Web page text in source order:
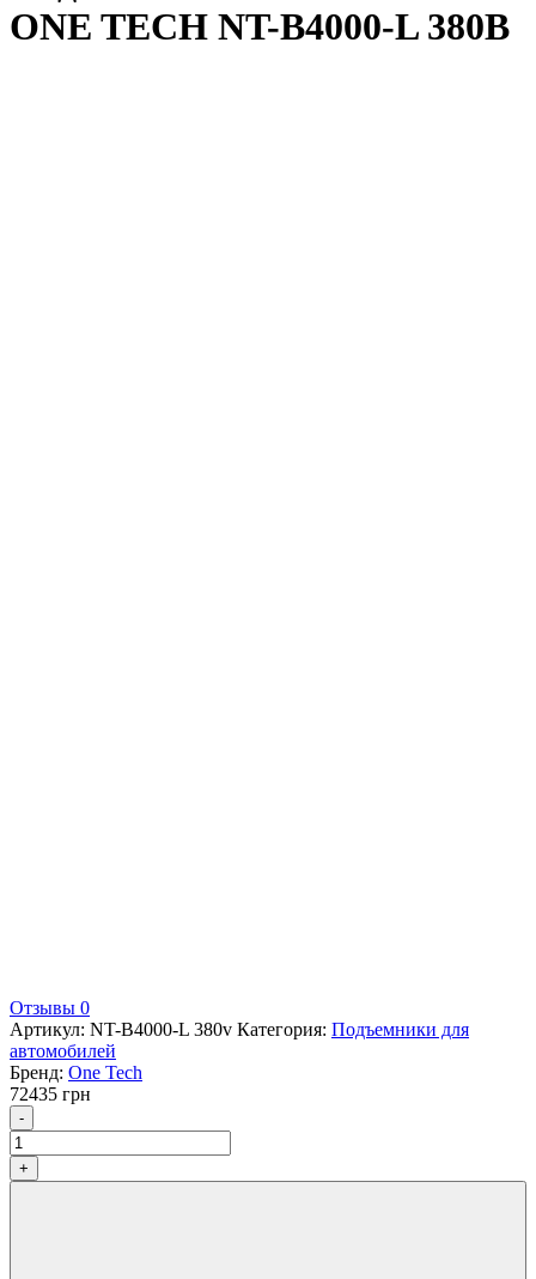
ONE TECH NT-B4000-L 380В
Отзывы 0
Артикул: NT-B4000-L 380v Категория: Подъемники для
автомобилей
Бренд: One Tech
72435 грн
- Количество
+